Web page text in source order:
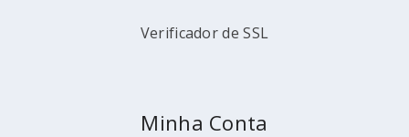
Verificador de SSL
Minha Conta